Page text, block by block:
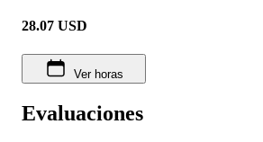
28.07 USD
Ver horas
Evaluaciones